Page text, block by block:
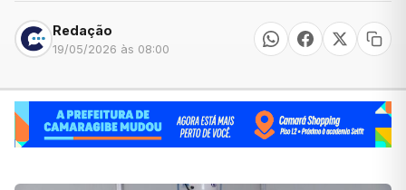
Redação
19/05/2026 às 08:00